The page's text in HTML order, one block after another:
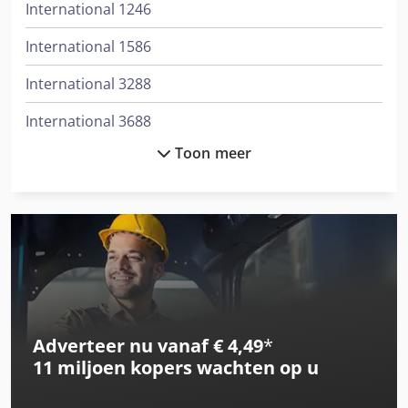
International 1246
International 1586
International 3288
International 3688
International 533
International 553
International 554
International 644
International 654
Toon meer
Adverteer nu vanaf € 4,49*
11 miljoen koperswachten op u